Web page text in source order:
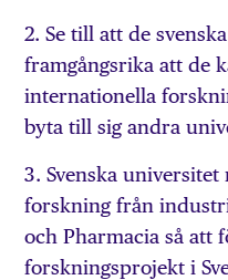
2. Se till att de
framgångsrika att de
internationella
byta till sig andra
3. Svenska
forskning från
och Pharmacia så att
forskningsprojekt i